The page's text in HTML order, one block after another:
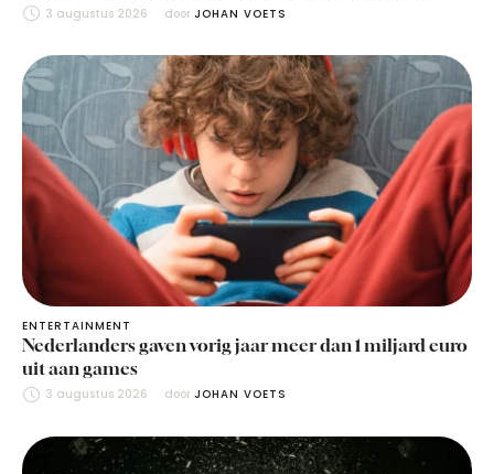
3 augustus 2026 door JOHAN VOETS
ENTERTAINMENT
Nederlanders gaven vorig jaar meer dan 1 miljard euro
uit aan games
3 augustus 2026 door JOHAN VOETS